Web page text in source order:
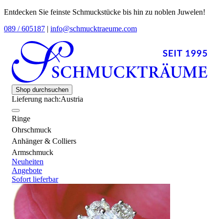
Entdecken Sie feinste Schmuckstücke bis hin zu noblen Juwelen!
089 / 605187 | info@schmucktraeume.com
Shop durchsuchen
Lieferung nach:Austria
Ringe
Ohrschmuck
Anhänger & Colliers
Armschmuck
Neuheiten
Angebote
Sofort lieferbar